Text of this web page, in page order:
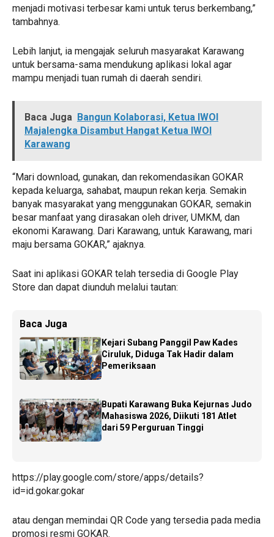
menjadi motivasi terbesar kami untuk terus berkembang,”
tambahnya.
Lebih lanjut, ia mengajak seluruh masyarakat Karawang
untuk bersama-sama mendukung aplikasi lokal agar
mampu menjadi tuan rumah di daerah sendiri.
Baca Juga Bangun Kolaborasi, Ketua IWOI
Majalengka Disambut Hangat Ketua IWOI
Karawang
“Mari download, gunakan, dan rekomendasikan GOKAR
kepada keluarga, sahabat, maupun rekan kerja. Semakin
banyak masyarakat yang menggunakan GOKAR, semakin
besar manfaat yang dirasakan oleh driver, UMKM, dan
ekonomi Karawang. Dari Karawang, untuk Karawang, mari
maju bersama GOKAR,” ajaknya.
Saat ini aplikasi GOKAR telah tersedia di Google Play
Store dan dapat diunduh melalui tautan:
Baca Juga
Kejari Subang Panggil Paw Kades
Ciruluk, Diduga Tak Hadir dalam
Pemeriksaan
Bupati Karawang Buka Kejurnas Judo
Mahasiswa 2026, Diikuti 181 Atlet
dari 59 Perguruan Tinggi
https://play.google.com/store/apps/details?
id=id.gokar.gokar
atau dengan memindai QR Code yang tersedia pada media
promosi resmi GOKAR.